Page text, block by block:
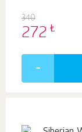
340
272 ₺